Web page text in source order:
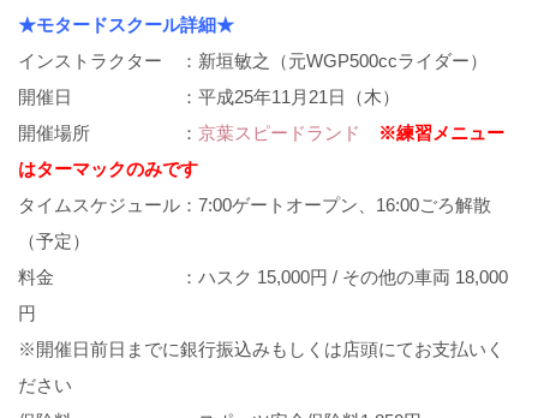
★モタードスクール詳細★
インストラクター ：新垣敏之（元WGP500ccライダー）
開催日 ：平成25年11月21日（木）
開催場所 ： 京葉スピードランド
※練習メニュー
はターマックのみです
タイムスケジュール：7:00ゲートオープン、16:00ごろ解散
（予定）
料金 ：ハスク 15,000円 / その他の車両 18,000
円
※開催日前日までに銀行振込みもしくは店頭にてお支払いく
ださい